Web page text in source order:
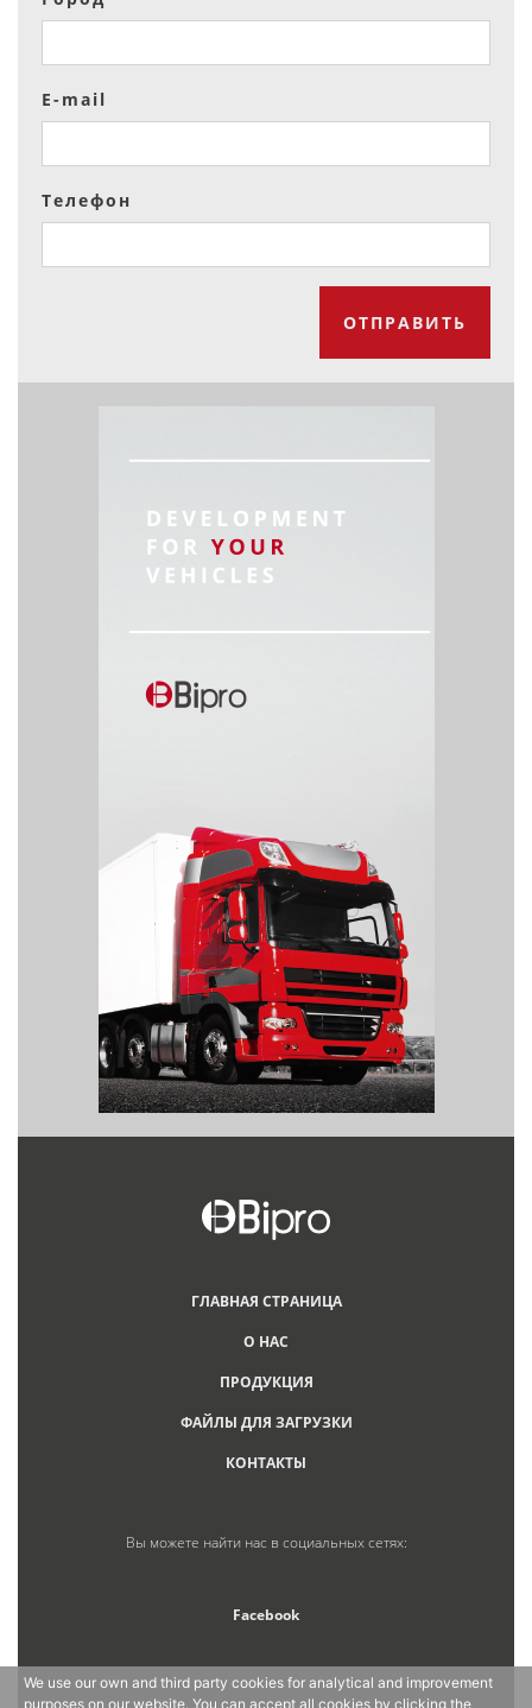
E-mail
Телефон
ОТПРАВИТЬ
ГЛАВНАЯ СТРАНИЦА
О НАС
ПРОДУКЦИЯ
ФАЙЛЫ ДЛЯ ЗАГРУЗКИ
КОНТАКТЫ
Вы можете найти нас в социальных сетях:
Facebook
We use our own and third party cookies for analytical and improvement
purposes on our website. You can accept all cookies by clicking the